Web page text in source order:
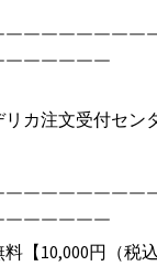
￣￣￣￣￣￣￣
￣￣￣￣￣
リカ注文受付セン
￣￣￣￣￣￣￣
￣￣￣￣￣
【10,000円（税